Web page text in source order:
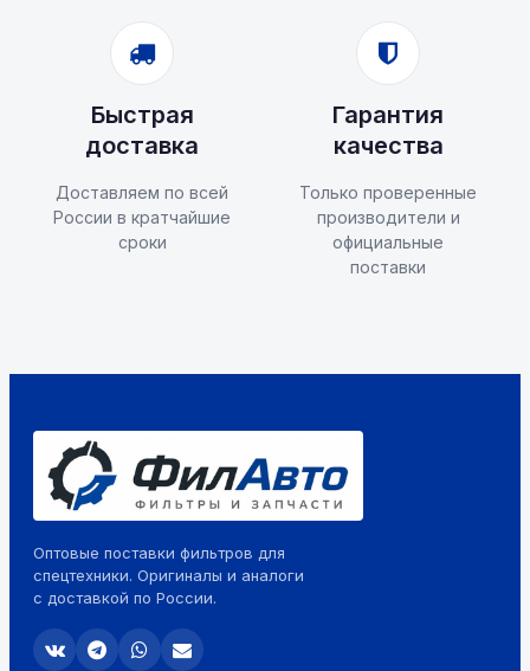
Быстрая
доставка
Доставляем по всей
России в кратчайшие
сроки
Гарантия
качества
Только проверенные
производители и
официальные
поставки
Оптовые поставки фильтров для
спецтехники. Оригиналы и аналоги
с доставкой по России.